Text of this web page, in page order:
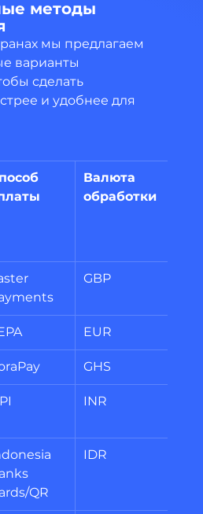
методы
мы предлагаем
варианты
сделать
и удобнее для
Валюта
обработки
GBP
EUR
GHS
INR
QR
IDR